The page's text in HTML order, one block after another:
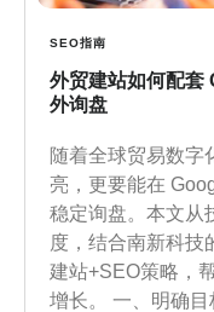
SEO指南
外贸建站如何配套
外询盘
随着全球贸易数字
亮，更要能在
稳定询盘。本文从
度，结合南新科技
建站+SEO策略，
增长。 一、明确目